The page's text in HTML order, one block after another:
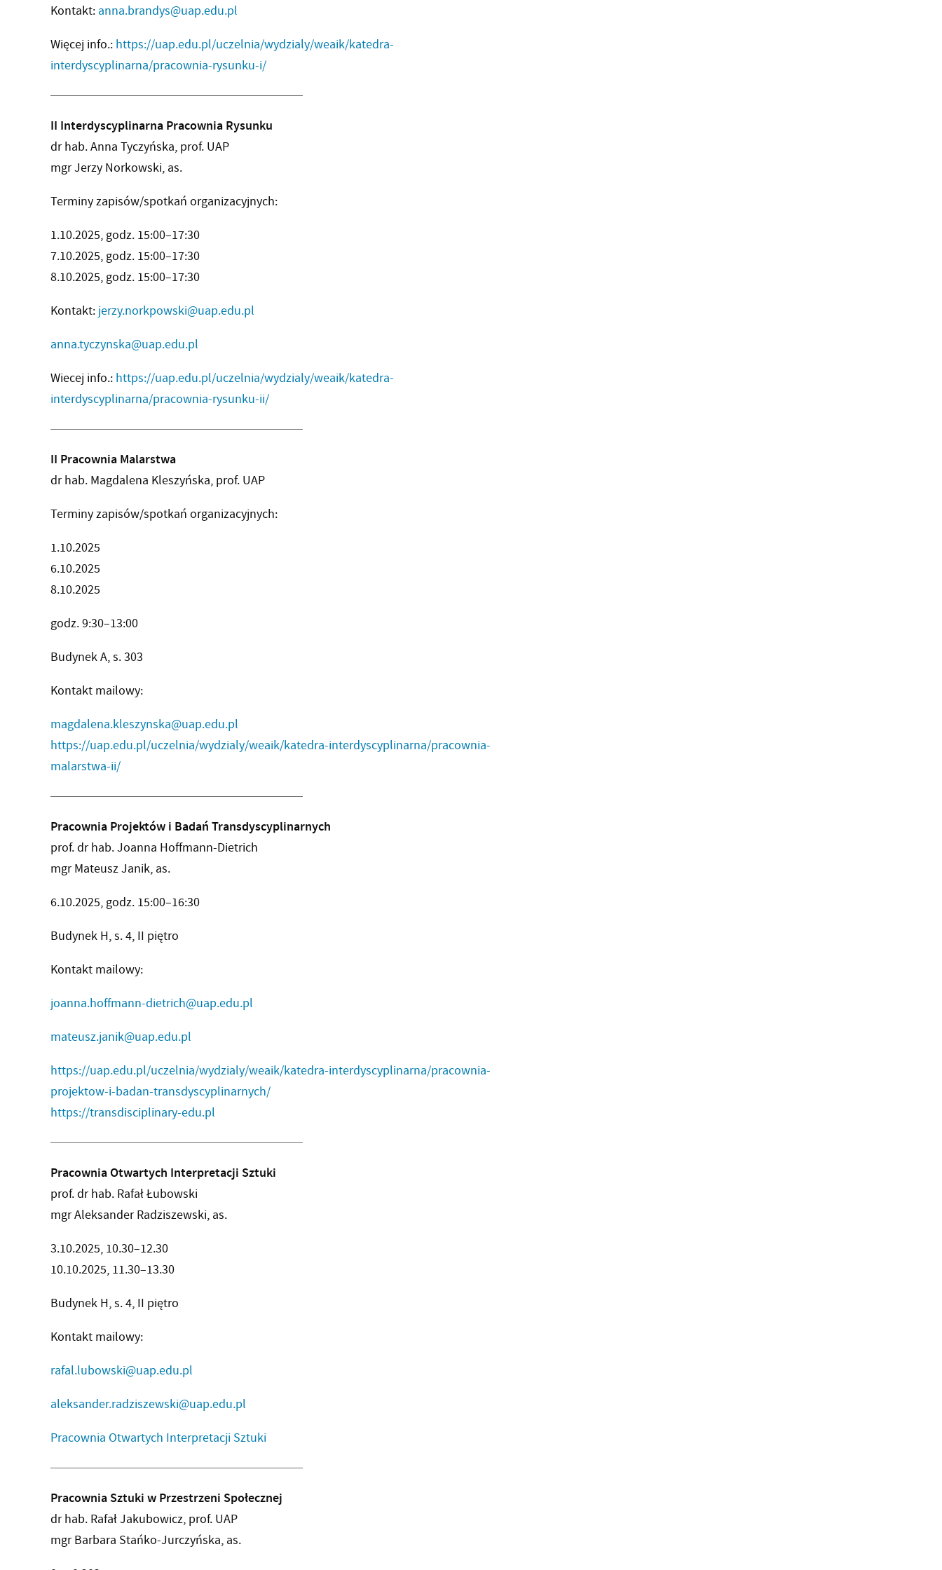
Kontakt: anna.brandys@uap.edu.pl
Więcej info.: https://uap.edu.pl/uczelnia/wydzialy/weaik/katedra-
interdyscyplinarna/pracownia-rysunku-i/
II Interdyscyplinarna Pracownia Rysunku
dr hab. Anna Tyczyńska, prof. UAP
mgr Jerzy Norkowski, as.
Terminy zapisów/spotkań organizacyjnych:
1.10.2025, godz. 15:00–17:30
7.10.2025, godz. 15:00–17:30
8.10.2025, godz. 15:00–17:30
Kontakt: jerzy.norkpowski@uap.edu.pl
anna.tyczynska@uap.edu.pl
Wiecej info.: https://uap.edu.pl/uczelnia/wydzialy/weaik/katedra-
interdyscyplinarna/pracownia-rysunku-ii/
II Pracownia Malarstwa
dr hab. Magdalena Kleszyńska, prof. UAP
Terminy zapisów/spotkań organizacyjnych:
1.10.2025
6.10.2025
8.10.2025
godz. 9:30–13:00
Budynek A, s. 303
Kontakt mailowy:
magdalena.kleszynska@uap.edu.pl
https://uap.edu.pl/uczelnia/wydzialy/weaik/katedra-interdyscyplinarna/pracownia-
malarstwa-ii/
Pracownia Projektów i Badań Transdyscyplinarnych
prof. dr hab. Joanna Hoffmann-Dietrich
mgr Mateusz Janik, as.
6.10.2025, godz. 15:00–16:30
Budynek H, s. 4, II piętro
Kontakt mailowy:
joanna.hoffmann-dietrich@uap.edu.pl
mateusz.janik@uap.edu.pl
https://uap.edu.pl/uczelnia/wydzialy/weaik/katedra-interdyscyplinarna/pracownia-
projektow-i-badan-transdyscyplinarnych/
https://transdisciplinary-edu.pl
Pracownia Otwartych Interpretacji Sztuki
prof. dr hab. Rafał Łubowski
mgr Aleksander Radziszewski, as.
3.10.2025, 10.30–12.30
10.10.2025, 11.30–13.30
Budynek H, s. 4, II piętro
Kontakt mailowy:
rafal.lubowski@uap.edu.pl
aleksander.radziszewski@uap.edu.pl
Pracownia Otwartych Interpretacji Sztuki
Pracownia Sztuki w Przestrzeni Społecznej
dr hab. Rafał Jakubowicz, prof. UAP
mgr Barbara Stańko-Jurczyńska, as.